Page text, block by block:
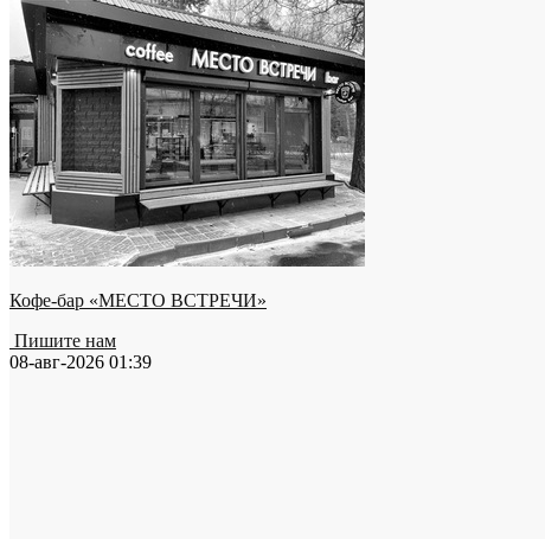
Кофе-бар «МЕСТО ВСТРЕЧИ»
Пишите нам
08-авг-2026 01:39